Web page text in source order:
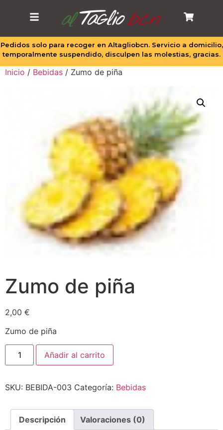
Pedidos solo para recoger en Altagliobcn. Servicio a domicilio,
temporalmente suspendido, disculpen las molestias, gracias.
Inicio / Bebidas / Zumo de piña
Zumo de piña
2,00 €
Zumo de piña
Añadir al carrito
SKU: BEBIDA-003 Categoría: Bebidas
Descripción Valoraciones (0)